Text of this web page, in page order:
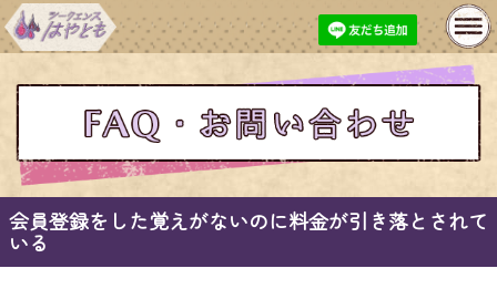
MENU
基本性格鑑定
開運おみくじ
プレミアム鑑定
長期継続特典
今月の特集
無料鑑定
購入履歴
プロフィール変更
会員登録をした覚えがないのに料金が引き落とされて
いる